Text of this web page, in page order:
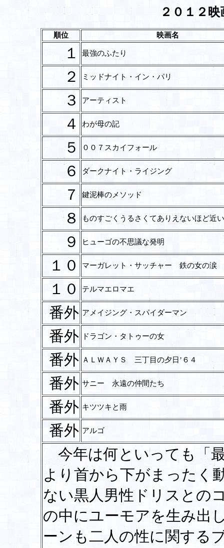
２０１２
順位 映画名
１ 最強のふたり
２ ミッドナイト・イン・パリ
３ アーティスト
４ わが母の記
５ ００７スカイフォール
６ ダークナイト・ライジング
７ 鍵泥棒のメソッド
８ ものすごくうるさくてありえないほど近い
９ ヒューゴの不思議な発明
１０ マーガレット・サッチャー 鉄の女の涙
１０ テルマエロマエ
番外 アメイジング・スパイダーマン
番外 ドラゴン・タトゥーの女
番外 ＡＬＷＡＹＳ 三丁目の夕日’６４
番外 サニー 永遠の仲間たち
番外 キツツキと雨
番外 アルゴ
今年は何といっても「
より首から下がまったく
ない黒人男性ドリスとの
の中にユーモアを生み出
ーンも二人の性に関する